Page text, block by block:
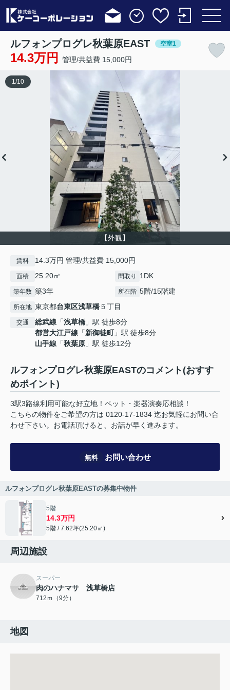
ルフォンプログレ秋葉原EAST 空室1
14.3万円 管理/共益費 15,000円
【外観】
1 /10
賃料 14.3万円 管理/共益費 15,000円
面積 25.20㎡ 間取り 1DK
築年数 築3年 所在階 5階/15階建
所在地 東京都台東区浅草橋５丁目
交通 総武線 「浅草橋 」駅 徒歩8分
都営大江戸線 「新御徒町」駅 徒歩8分
山手線 「秋葉原 」駅 徒歩12分
ルフォンプログレ秋葉原EASTのコメント(おすす
めポイント)
3駅3路線利用可能な好立地！ペット・楽器演奏応相談！
こちらの物件をご希望の方は 0120-17-1834 迄お気軽にお問い合
わせ下さい。お電話頂けると、お話が早く進みます。
無料 お問い合わせ
ルフォンプログレ秋葉原EASTの募集中物件
5階
14.3万円
5階 / 7.62坪(25.20㎡)
周辺施設
スーパー
肉のハナマサ 浅草橋店
712ｍ（9分）
地図